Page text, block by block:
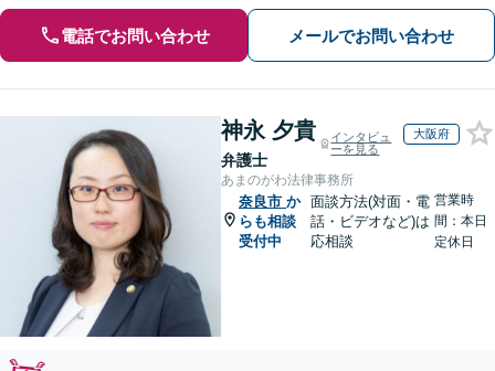
電話でお問い合わせ メールでお問い合わせ
神永 夕貴
弁護士
インタビュ
ーを見る
大阪府
あまのがわ法律事務所
奈良市 か
らも相談
受付中
面談方法(対面・電
話・ビデオなど)は
応相談
営業時
間：本日
定休日